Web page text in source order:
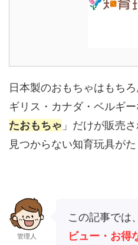
日本製のおもちゃはもち
ギリス・カナダ・ベルギ
たおもちゃ 」だけが販売
見つからない知育玩具がた
管理人
この記事では
ビュー・お得